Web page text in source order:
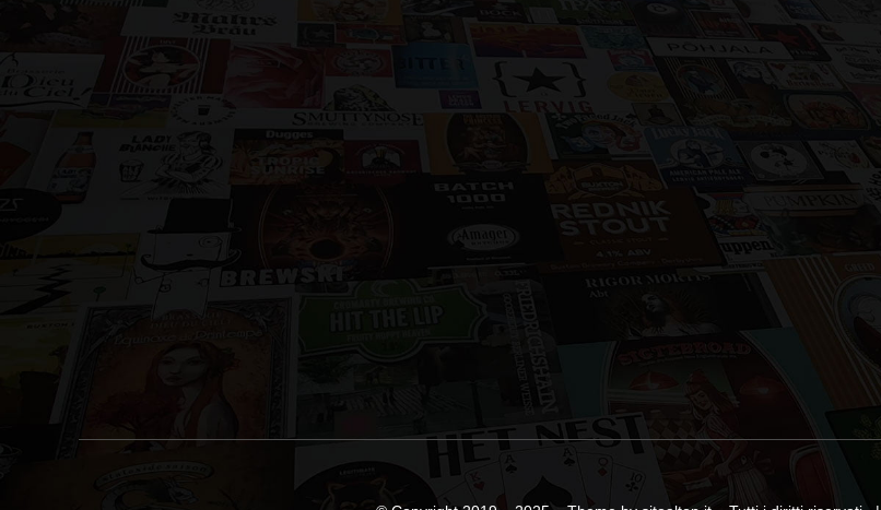
Selezioniamo accuratamente le migliori birre provenienti da tutto il mondo e le distribuiamo